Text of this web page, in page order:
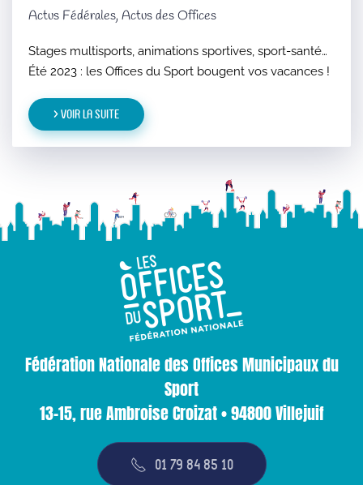
Actus Fédérales, Actus des Offices
Stages multisports, animations sportives, sport-santé…
Été 2023 : les Offices du Sport bougent vos vacances !
> Voir la suite
Fédération Nationale des Offices Municipaux du
Sport
13-15, rue Ambroise Croizat • 94800 Villejuif
01 79 84 85 10